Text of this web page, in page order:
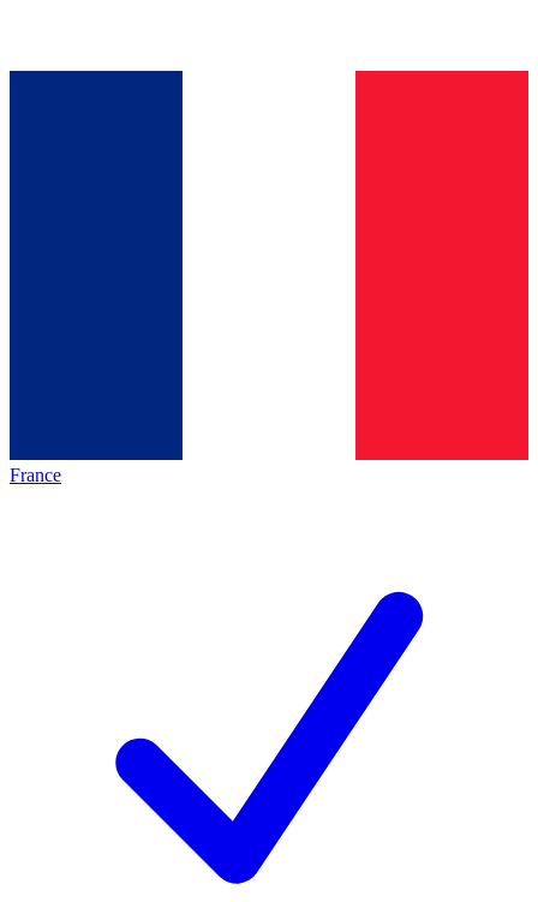
France